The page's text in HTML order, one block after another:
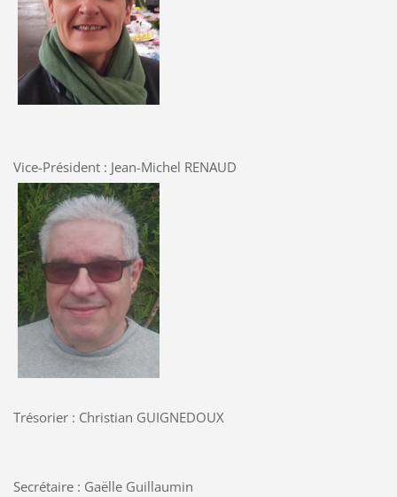
Vice-Président : Jean-Michel RENAUD
Trésorier : Christian GUIGNEDOUX
Secrétaire : Gaëlle Guillaumin